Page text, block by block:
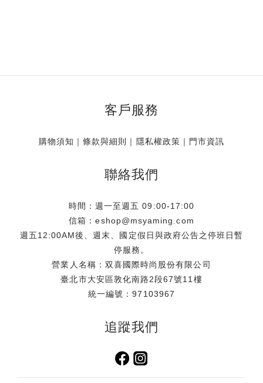
客戶服務
購物須知 ｜條款與細則 ｜ 隱私權政策 ｜ 門市資訊
聯絡我們
時間：週一至週五 09:00-17:00
信箱：eshop@msyaming.com
週五12:00AM後、週末、國定假日與政府公告之停班日暫
停服務。
營業人名稱：双喜國際時尚股份有限公司
臺北市大安區敦化南路2段67號11樓
統一編號：97103967
追蹤我們